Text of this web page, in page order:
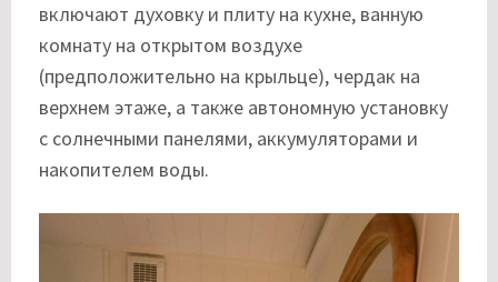
включают духовку и плиту на кухне, ванную
комнату на открытом воздухе
(предположительно на крыльце), чердак на
верхнем этаже, а также автономную установку
с солнечными панелями, аккумуляторами и
накопителем воды.